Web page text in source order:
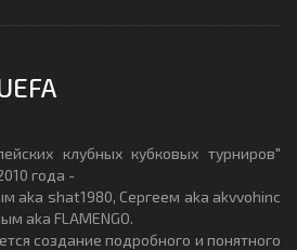
клубных кубковых турниров"
года -
aka shat1980, Сергеем aka akvvohinc
aka FLAMENGO.
создание подробного и понятного